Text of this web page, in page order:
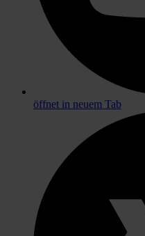
öffnet in neuem Tab